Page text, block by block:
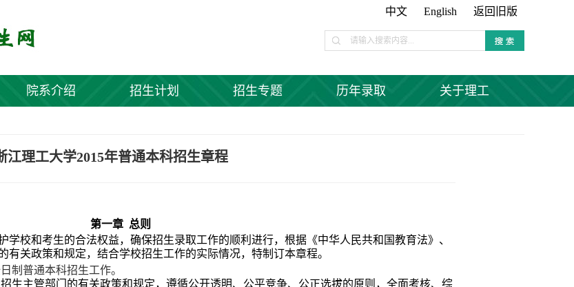
中文 English 返回旧版
院系介绍 招生计划 招生专题 历年录取 关于理工
江理工大学2015年普通本科招生章程
第一章 总则
学校和考生的合法权益，确保招生录取工作的顺利进行，根据《中华人民共和国教育法》、
有关政策和规定，结合学校招生工作的实际情况，特制订本章程。
制普通本科招生工作。
生主管部门的有关政策和规定，遵循公开透明、公平竞争、公正选拔的原则，全面考核、综